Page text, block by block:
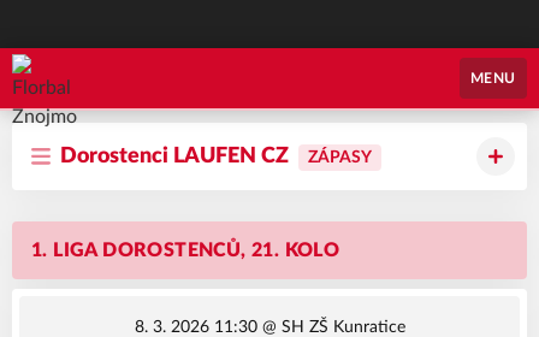
Florbal Znojmo
MENU
Dorostenci LAUFEN CZ ZÁPASY
1. LIGA DOROSTENCŮ, 21. KOLO
8. 3. 2026 11:30@ SH ZŠ Kunratice